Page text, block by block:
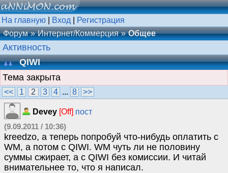
На главную Вход
Регистрация
Форум
Интернет/Коммерция Общее
Активность
QIWI
Тема закрыта
<< 1 2 3 4 ... 8 >>
Devey [Off] пост
(9.09.2011 / 10:36)
kreedzo, а теперь попробуй что-нибудь оплатить с
WM, а потом с QIWI. WM чуть ли не половину
суммы сжирает, а с QIWI без комиссии. И читай
внимательнее то, что я написал.